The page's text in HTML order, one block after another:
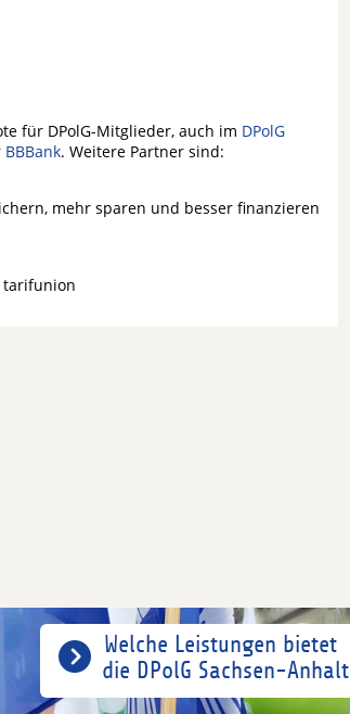
für DPolG-Mitglieder, auch im DPolG
BBBank. Weitere Partner sind:
mehr sparen und besser finanzieren
tarifunion
Welche Leistungen bietet
die DPolG Sachsen-Anhalt